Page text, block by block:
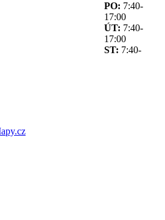
PO: 7:40-
17:00
ÚT: 7:40-
17:00
ST: 7:40-